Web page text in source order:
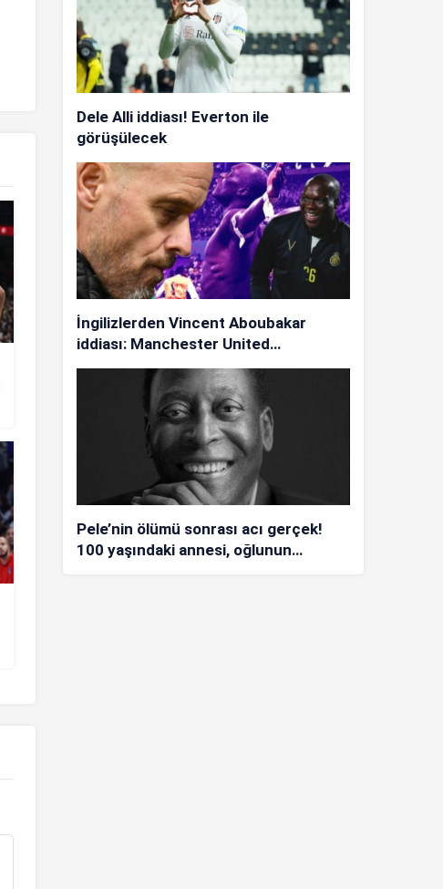
Dele Alli iddiası! Everton ile
görüşülecek
İngilizlerden Vincent Aboubakar
iddiası: Manchester United…
Pele’nin ölümü sonrası acı gerçek!
100 yaşındaki annesi, oğlunun